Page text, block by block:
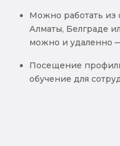
Можно работать из
Алматы, Белграде
можно и удаленно
Посещение
обучение для